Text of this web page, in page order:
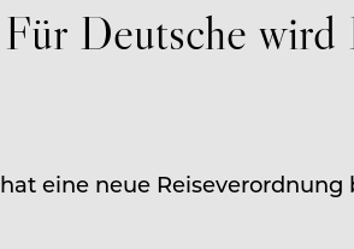
Für Deutsche wird
eine neue